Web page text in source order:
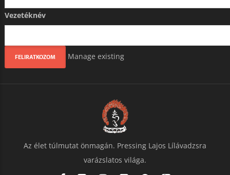
Vezetéknév
Manage existing
Az élet túlmutat önmagán. Pressing Lajos Lílávadzsra
varázslatos világa.